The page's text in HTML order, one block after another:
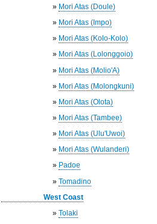
» Mori Atas (Doule)
» Mori Atas (Impo)
» Mori Atas (Kolo-Kolo)
» Mori Atas (Lolonggoio)
» Mori Atas (Molio'A)
» Mori Atas (Molongkuni)
» Mori Atas (Olota)
» Mori Atas (Tambee)
» Mori Atas (Ulu'Uwoi)
» Mori Atas (Wulanderi)
» Padoe
»Tomadino
West Coast
»Tolaki